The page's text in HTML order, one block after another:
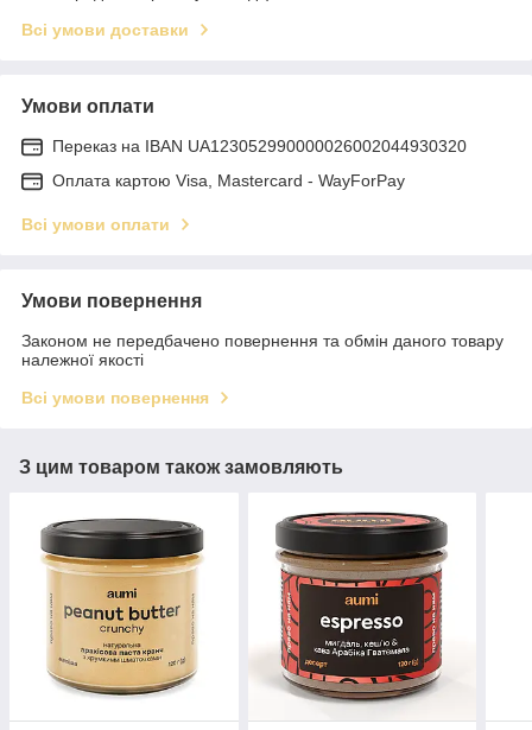
Всі умови доставки
Умови оплати
Переказ на IBAN UA123052990000026002044930320
Оплата картою Visa, Mastercard - WayForPay
Всі умови оплати
Умови повернення
Законом не передбачено повернення та обмін даного товару
належної якості
Всі умови повернення
З цим товаром також замовляють